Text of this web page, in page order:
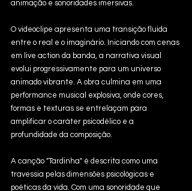
animação e sonoridades imersivas.
O videoclipe apresenta uma transição fluida
entre o real e o imaginário. Iniciando com cenas
em live action da banda, a narrativa visual
evolui progressivamente para um universo
animado vibrante. A obra culmina em uma
performance musical explosiva, onde cores,
formas e texturas se entrelaçam para
amplificar o caráter psicodélico e a
profundidade da composição.
A canção "Tardinha" é descrita como uma
travessia pelas dimensões psicológicas e
poéticas da vida. Com uma sonoridade que